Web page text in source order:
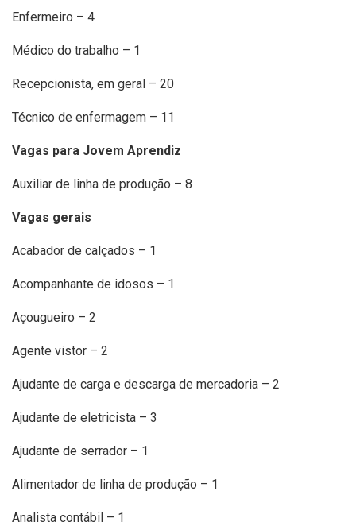
Enfermeiro – 4
Médico do trabalho – 1
Recepcionista, em geral – 20
Técnico de enfermagem – 11
Vagas para Jovem Aprendiz
Auxiliar de linha de produção – 8
Vagas gerais
Acabador de calçados – 1
Acompanhante de idosos – 1
Açougueiro – 2
Agente vistor – 2
Ajudante de carga e descarga de mercadoria – 2
Ajudante de eletricista – 3
Ajudante de serrador – 1
Alimentador de linha de produção – 1
Analista contábil – 1